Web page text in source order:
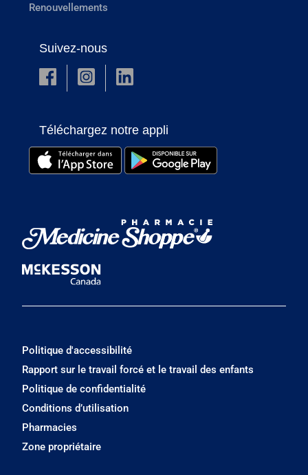
Renouvellements
Suivez-nous
Téléchargez notre appli
Politique d'accessibilité
Rapport sur le travail forcé et le travail des enfants
Politique de confidentialité
Conditions d’utilisation
Pharmacies
Zone propriétaire